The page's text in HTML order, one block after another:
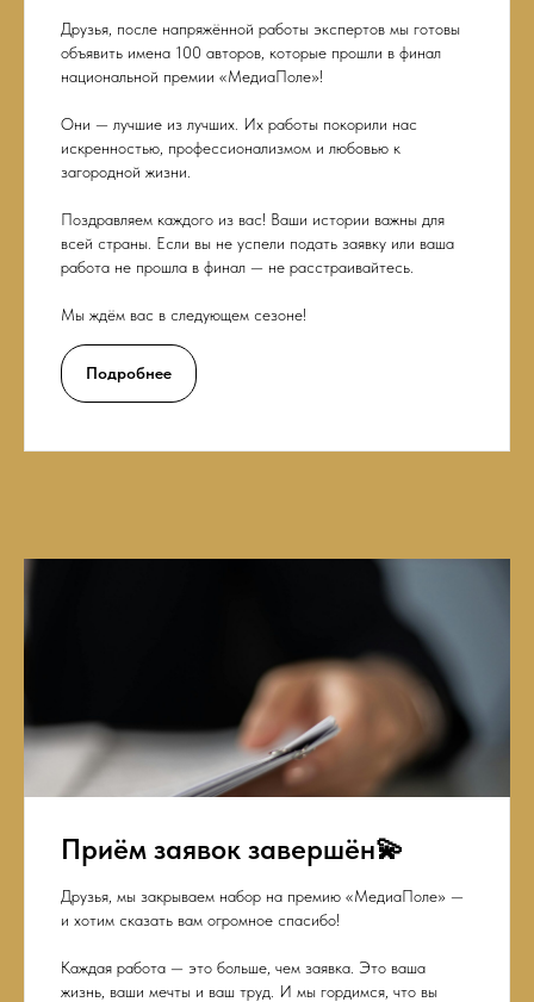
Друзья, после напряжённой работы экспертов мы готовы
объявить имена 100 авторов, которые прошли в финал
национальной премии «МедиаПоле»!
Они — лучшие из лучших. Их работы покорили нас
искренностью, профессионализмом и любовью к
загородной жизни.
Поздравляем каждого из вас! Ваши истории важны для
всей страны. Если вы не успели подать заявку или ваша
работа не прошла в финал — не расстраивайтесь.
Мы ждём вас в следующем сезоне!
Подробнее
Приём заявок завершён💫
Друзья, мы закрываем набор на премию «МедиаПоле» —
и хотим сказать вам огромное спасибо!
Каждая работа — это больше, чем заявка. Это ваша
жизнь, ваши мечты и ваш труд. И мы гордимся, что вы